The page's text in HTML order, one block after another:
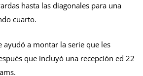
hasta las diagonales para una
cuarto.
ayudó a montar la serie que les
que incluyó una recepción ed 22